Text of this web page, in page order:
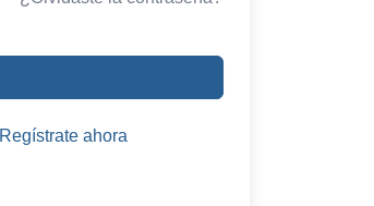
Regístrate ahora